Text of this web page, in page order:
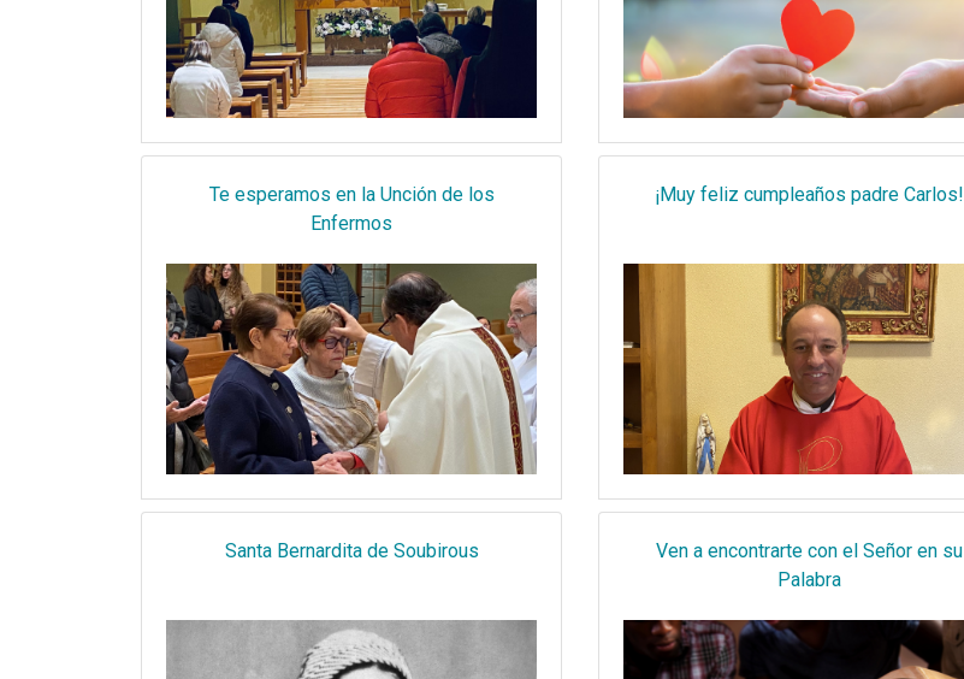
Te esperamos en la Unción de los
Enfermos
¡Muy feliz cumpleaños padre Carlos!
Santa Bernardita de Soubirous
Ven a encontrarte con el Señor en su
Palabra